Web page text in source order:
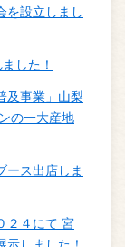
を設立しまし
した！
及事業」山梨
の一大産地
ース出店しま
２４にて 宮
しました！